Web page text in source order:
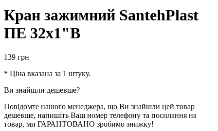
Кран зажимний SantehPlast
ПЕ 32х1"В
139 грн
* Ціна вказана за 1 штуку.
Ви знайшли дешевше?
Повідомте нашого менеджера, що Ви знайшли цей товар
дешевше, напишіть Ваш номер телефону та посилання на
товар, ми ГАРАНТОВАНО зробимо знижку!